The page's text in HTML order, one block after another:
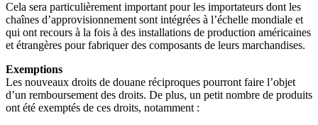
Cela sera particulièrement important pour les importateurs dont les
chaînes d’approvisionnement sont intégrées à l’échelle mondiale et
qui ont recours à la fois à des installations de production américaines
et étrangères pour fabriquer des composants de leurs marchandises.
Exemptions
Les nouveaux droits de douane réciproques pourront faire l’objet
d’un remboursement des droits. De plus, un petit nombre de produits
ont été exemptés de ces droits, notamment :